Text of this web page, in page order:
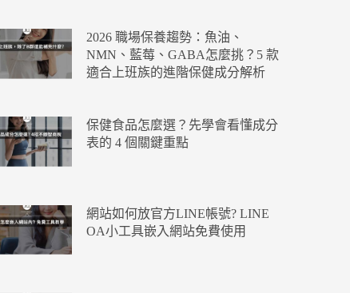
2026 職場保養趨勢：魚油、
NMN、藍莓、GABA怎麼挑？5 款
適合上班族的進階保健成分解析
保健食品怎麼選？先學會看懂成分
表的 4 個關鍵重點
網站如何放官方LINE帳號? LINE
OA小工具嵌入網站免費使用